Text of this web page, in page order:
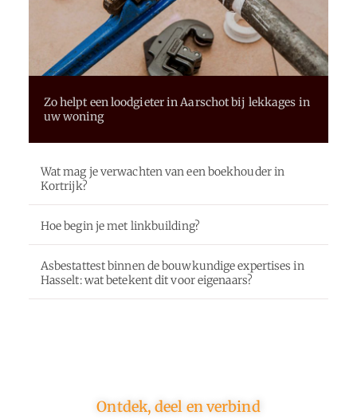
Zo helpt een loodgieter in Aarschot bij lekkages in
uw woning
Wat mag je verwachten van een boekhouder in
Kortrijk?
Hoe begin je met linkbuilding?
Asbestattest binnen de bouwkundige expertises in
Hasselt: wat betekent dit voor eigenaars?
Ontdek, deel en verbind